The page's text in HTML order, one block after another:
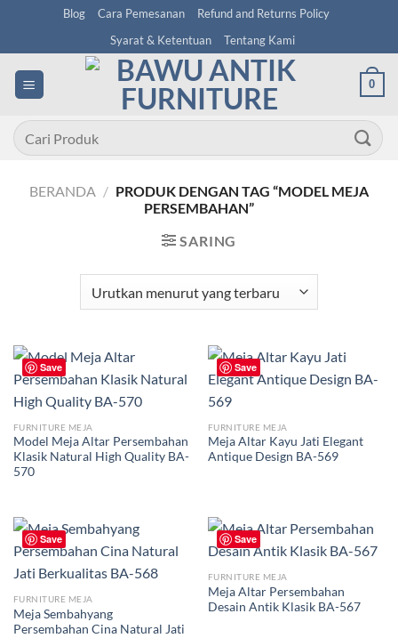
content
Blog Cara Pemesanan
Refund and Returns Policy
Syarat & Ketentuan
Tentang Kami
0
Pencarian
untuk:
BERANDA / PRODUK DENGAN TAG “MODEL MEJA
PERSEMBAHAN”
SARING
Save
FURNITURE MEJA
Model Meja Altar Persembahan
Klasik Natural High Quality BA-
570
Save
FURNITURE MEJA
Meja Altar Kayu Jati Elegant
Antique Design BA-569
Save
FURNITURE MEJA
Meja Sembahyang
Persembahan Cina Natural Jati
Save
FURNITURE MEJA
Meja Altar Persembahan
Desain Antik Klasik BA-567